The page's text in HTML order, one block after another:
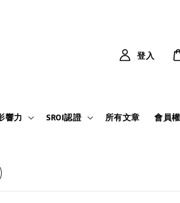
響力 SROI認證 所有文章 會員
登入